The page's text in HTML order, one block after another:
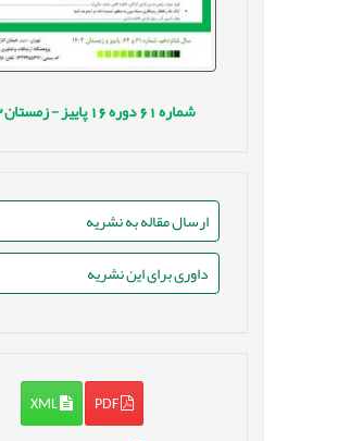
شماره دوره پاییز - زمستان
ارسال مقاله به نشریه
داوری برای این نشریه
PDF
XML